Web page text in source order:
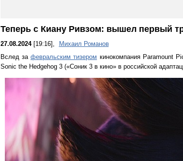
Теперь с Киану Ривзом: вышел первый
27.08.2024[19:16],
Михаил Романов
Вслед за февральским тизером кинокомпания Paramount
Sonic the Hedgehog 3 («Соник 3 в кино» в российской